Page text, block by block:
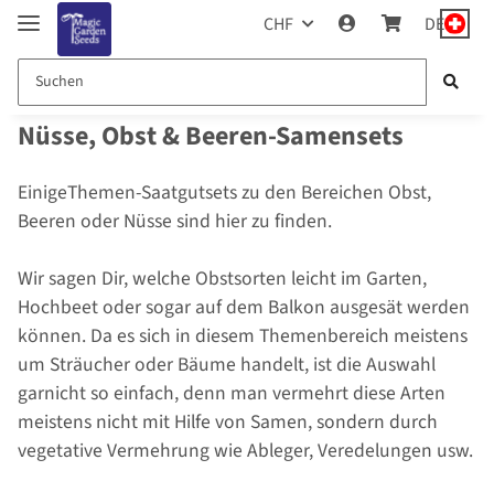
CHF DE
Nüsse, Obst & Beeren-Samensets
EinigeThemen-Saatgutsets zu den Bereichen Obst,
Beeren oder Nüsse sind hier zu finden.
Wir sagen Dir, welche Obstsorten leicht im Garten,
Hochbeet oder sogar auf dem Balkon ausgesät werden
können. Da es sich in diesem Themenbereich meistens
um Sträucher oder Bäume handelt, ist die Auswahl
garnicht so einfach, denn man vermehrt diese Arten
meistens nicht mit Hilfe von Samen, sondern durch
vegetative Vermehrung wie Ableger, Veredelungen usw.